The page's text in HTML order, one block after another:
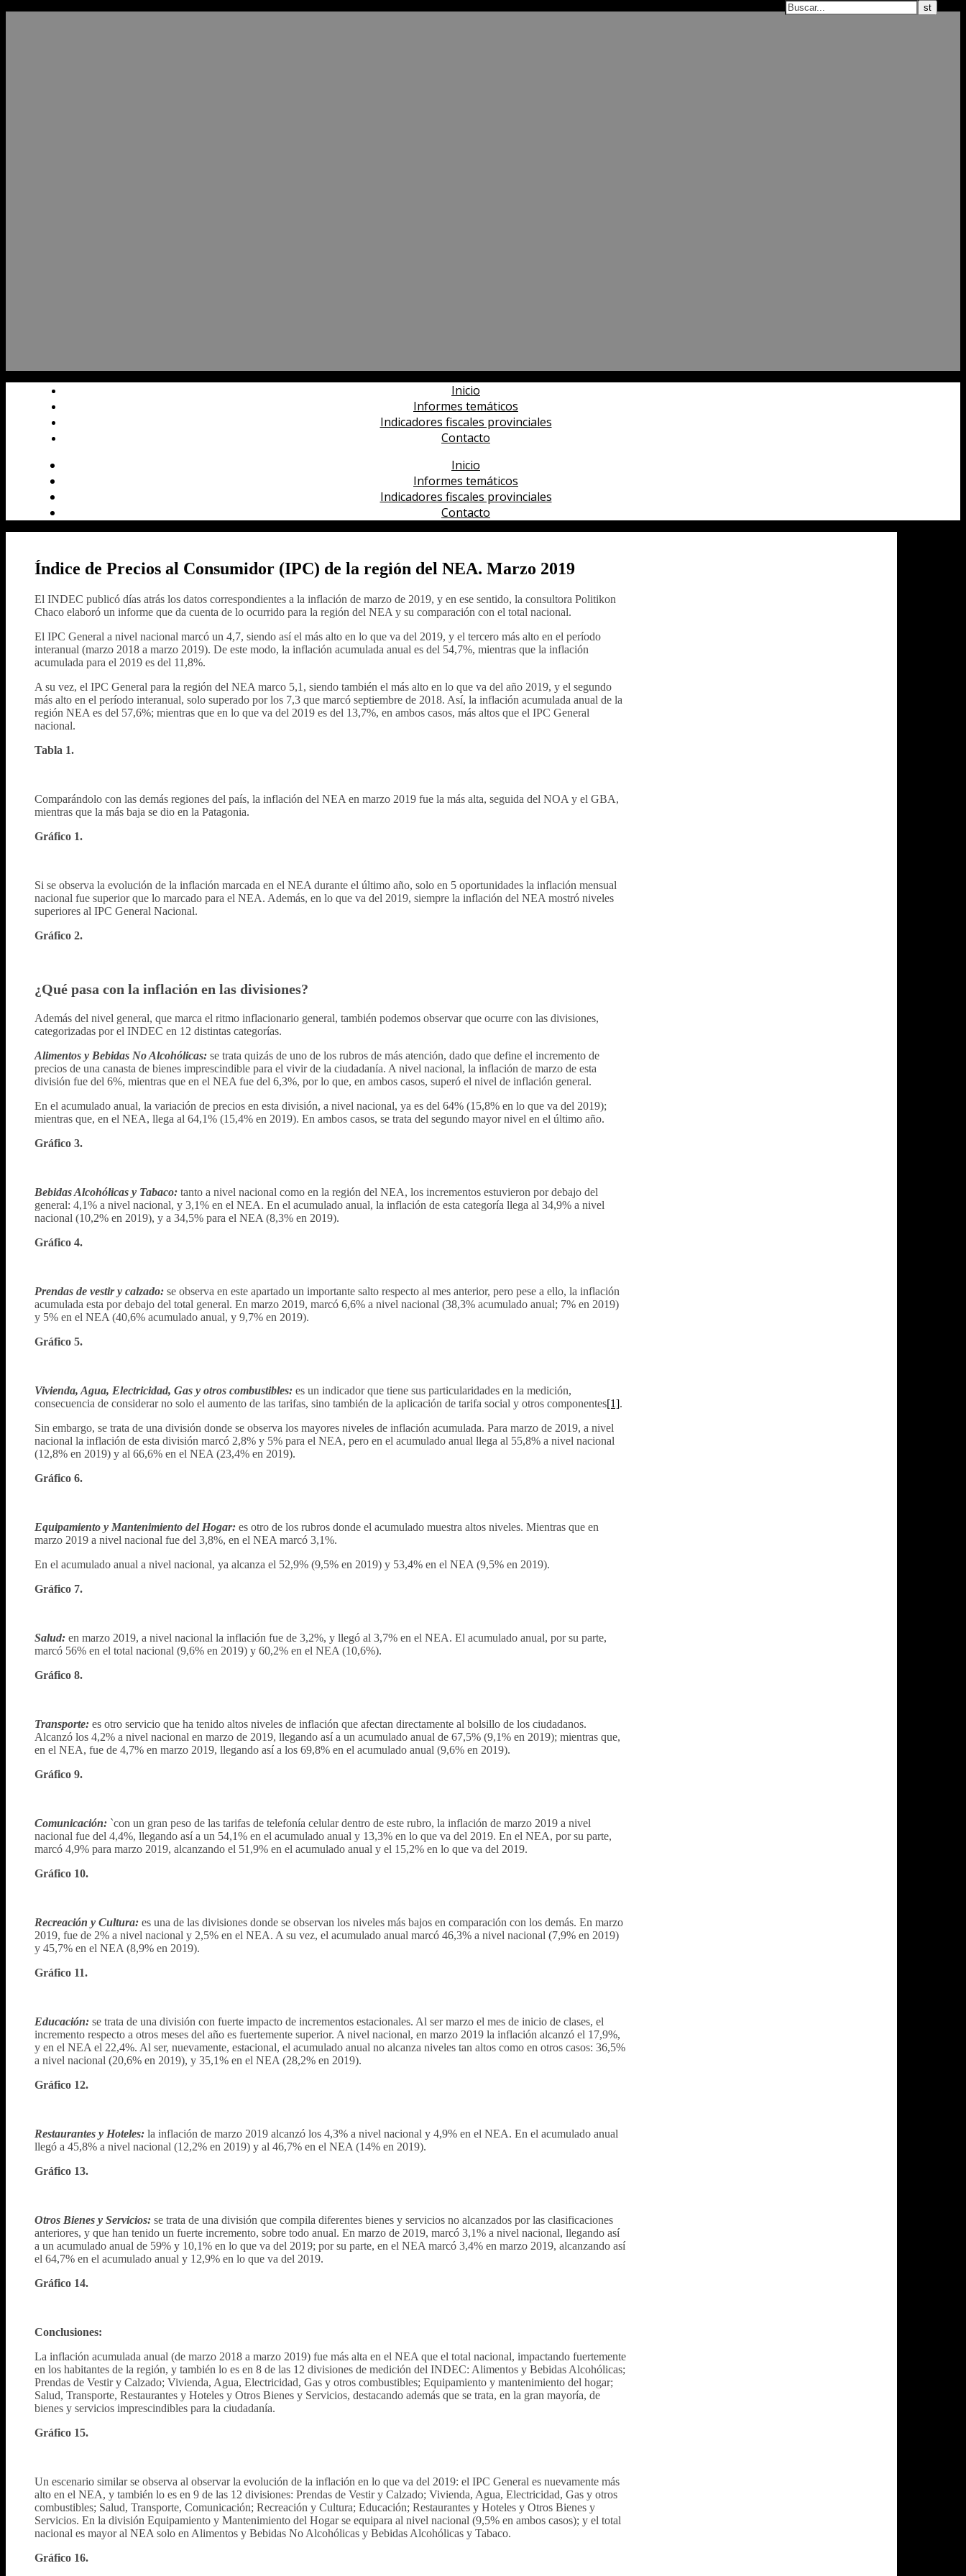
Inicio
Informes temáticos
Indicadores fiscales provinciales
Contacto
Inicio
Informes temáticos
Indicadores fiscales provinciales
Contacto
Índice de Precios al Consumidor (IPC) de la región del NEA. Marzo 2019
El INDEC publicó días atrás los datos correspondientes a la inflación de marzo de 2019, y en ese sentido, la consultora Politikon
Chaco elaboró un informe que da cuenta de lo ocurrido para la región del NEA y su comparación con el total nacional.
El IPC General a nivel nacional marcó un 4,7, siendo así el más alto en lo que va del 2019, y el tercero más alto en el período
interanual (marzo 2018 a marzo 2019). De este modo, la inflación acumulada anual es del 54,7%, mientras que la inflación
acumulada para el 2019 es del 11,8%.
A su vez, el IPC General para la región del NEA marco 5,1, siendo también el más alto en lo que va del año 2019, y el segundo
más alto en el período interanual, solo superado por los 7,3 que marcó septiembre de 2018. Así, la inflación acumulada anual de la
región NEA es del 57,6%; mientras que en lo que va del 2019 es del 13,7%, en ambos casos, más altos que el IPC General
nacional.
Tabla 1.
Comparándolo con las demás regiones del país, la inflación del NEA en marzo 2019 fue la más alta, seguida del NOA y el GBA,
mientras que la más baja se dio en la Patagonia.
Gráfico 1.
Si se observa la evolución de la inflación marcada en el NEA durante el último año, solo en 5 oportunidades la inflación mensual
nacional fue superior que lo marcado para el NEA. Además, en lo que va del 2019, siempre la inflación del NEA mostró niveles
superiores al IPC General Nacional.
Gráfico 2.
¿Qué pasa con la inflación en las divisiones?
Además del nivel general, que marca el ritmo inflacionario general, también podemos observar que ocurre con las divisiones,
categorizadas por el INDEC en 12 distintas categorías.
Alimentos y Bebidas No Alcohólicas: se trata quizás de uno de los rubros de más atención, dado que define el incremento de
precios de una canasta de bienes imprescindible para el vivir de la ciudadanía. A nivel nacional, la inflación de marzo de esta
división fue del 6%, mientras que en el NEA fue del 6,3%, por lo que, en ambos casos, superó el nivel de inflación general.
En el acumulado anual, la variación de precios en esta división, a nivel nacional, ya es del 64% (15,8% en lo que va del 2019);
mientras que, en el NEA, llega al 64,1% (15,4% en 2019). En ambos casos, se trata del segundo mayor nivel en el último año.
Gráfico 3.
Bebidas Alcohólicas y Tabaco: tanto a nivel nacional como en la región del NEA, los incrementos estuvieron por debajo del
general: 4,1% a nivel nacional, y 3,1% en el NEA. En el acumulado anual, la inflación de esta categoría llega al 34,9% a nivel
nacional (10,2% en 2019), y a 34,5% para el NEA (8,3% en 2019).
Gráfico 4.
Prendas de vestir y calzado: se observa en este apartado un importante salto respecto al mes anterior, pero pese a ello, la inflación
acumulada esta por debajo del total general. En marzo 2019, marcó 6,6% a nivel nacional (38,3% acumulado anual; 7% en 2019)
y 5% en el NEA (40,6% acumulado anual, y 9,7% en 2019).
Gráfico 5.
Vivienda, Agua, Electricidad, Gas y otros combustibles: es un indicador que tiene sus particularidades en la medición,
consecuencia de considerar no solo el aumento de las tarifas, sino también de la aplicación de tarifa social y otros componentes[1].
Sin embargo, se trata de una división donde se observa los mayores niveles de inflación acumulada. Para marzo de 2019, a nivel
nacional la inflación de esta división marcó 2,8% y 5% para el NEA, pero en el acumulado anual llega al 55,8% a nivel nacional
(12,8% en 2019) y al 66,6% en el NEA (23,4% en 2019).
Gráfico 6.
Equipamiento y Mantenimiento del Hogar: es otro de los rubros donde el acumulado muestra altos niveles. Mientras que en
marzo 2019 a nivel nacional fue del 3,8%, en el NEA marcó 3,1%.
En el acumulado anual a nivel nacional, ya alcanza el 52,9% (9,5% en 2019) y 53,4% en el NEA (9,5% en 2019).
Gráfico 7.
Salud: en marzo 2019, a nivel nacional la inflación fue de 3,2%, y llegó al 3,7% en el NEA. El acumulado anual, por su parte,
marcó 56% en el total nacional (9,6% en 2019) y 60,2% en el NEA (10,6%).
Gráfico 8.
Transporte: es otro servicio que ha tenido altos niveles de inflación que afectan directamente al bolsillo de los ciudadanos.
Alcanzó los 4,2% a nivel nacional en marzo de 2019, llegando así a un acumulado anual de 67,5% (9,1% en 2019); mientras que,
en el NEA, fue de 4,7% en marzo 2019, llegando así a los 69,8% en el acumulado anual (9,6% en 2019).
Gráfico 9.
Comunicación: `con un gran peso de las tarifas de telefonía celular dentro de este rubro, la inflación de marzo 2019 a nivel
nacional fue del 4,4%, llegando así a un 54,1% en el acumulado anual y 13,3% en lo que va del 2019. En el NEA, por su parte,
marcó 4,9% para marzo 2019, alcanzando el 51,9% en el acumulado anual y el 15,2% en lo que va del 2019.
Gráfico 10.
Recreación y Cultura: es una de las divisiones donde se observan los niveles más bajos en comparación con los demás. En marzo
2019, fue de 2% a nivel nacional y 2,5% en el NEA. A su vez, el acumulado anual marcó 46,3% a nivel nacional (7,9% en 2019)
y 45,7% en el NEA (8,9% en 2019).
Gráfico 11.
Educación: se trata de una división con fuerte impacto de incrementos estacionales. Al ser marzo el mes de inicio de clases, el
incremento respecto a otros meses del año es fuertemente superior. A nivel nacional, en marzo 2019 la inflación alcanzó el 17,9%,
y en el NEA el 22,4%. Al ser, nuevamente, estacional, el acumulado anual no alcanza niveles tan altos como en otros casos: 36,5%
a nivel nacional (20,6% en 2019), y 35,1% en el NEA (28,2% en 2019).
Gráfico 12.
Restaurantes y Hoteles: la inflación de marzo 2019 alcanzó los 4,3% a nivel nacional y 4,9% en el NEA. En el acumulado anual
llegó a 45,8% a nivel nacional (12,2% en 2019) y al 46,7% en el NEA (14% en 2019).
Gráfico 13.
Otros Bienes y Servicios: se trata de una división que compila diferentes bienes y servicios no alcanzados por las clasificaciones
anteriores, y que han tenido un fuerte incremento, sobre todo anual. En marzo de 2019, marcó 3,1% a nivel nacional, llegando así
a un acumulado anual de 59% y 10,1% en lo que va del 2019; por su parte, en el NEA marcó 3,4% en marzo 2019, alcanzando así
el 64,7% en el acumulado anual y 12,9% en lo que va del 2019.
Gráfico 14.
Conclusiones:
La inflación acumulada anual (de marzo 2018 a marzo 2019) fue más alta en el NEA que el total nacional, impactando fuertemente
en los habitantes de la región, y también lo es en 8 de las 12 divisiones de medición del INDEC: Alimentos y Bebidas Alcohólicas;
Prendas de Vestir y Calzado; Vivienda, Agua, Electricidad, Gas y otros combustibles; Equipamiento y mantenimiento del hogar;
Salud, Transporte, Restaurantes y Hoteles y Otros Bienes y Servicios, destacando además que se trata, en la gran mayoría, de
bienes y servicios imprescindibles para la ciudadanía.
Gráfico 15.
Un escenario similar se observa al observar la evolución de la inflación en lo que va del 2019: el IPC General es nuevamente más
alto en el NEA, y también lo es en 9 de las 12 divisiones: Prendas de Vestir y Calzado; Vivienda, Agua, Electricidad, Gas y otros
combustibles; Salud, Transporte, Comunicación; Recreación y Cultura; Educación; Restaurantes y Hoteles y Otros Bienes y
Servicios. En la división Equipamiento y Mantenimiento del Hogar se equipara al nivel nacional (9,5% en ambos casos); y el total
nacional es mayor al NEA solo en Alimentos y Bebidas No Alcohólicas y Bebidas Alcohólicas y Tabaco.
Gráfico 16.